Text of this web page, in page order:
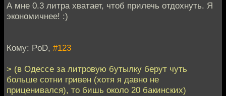
А мне 0.3 литра хватает, чтоб прилечь отдохнуть. Я
экономичнее! :)
Кому: PoD, #123
> (в Одессе за литровую бутылку берут чуть
больше сотни гривен (хотя я давно не
приценивался), то бишь около 20 бакинских)